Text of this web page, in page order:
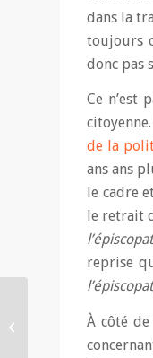
dans la
toujours
donc pas
Ce n’est
de la
ans ans
le cadre
le retrait
reprise
À côté
: quelques éléments de
réflexion » CEF, juin...